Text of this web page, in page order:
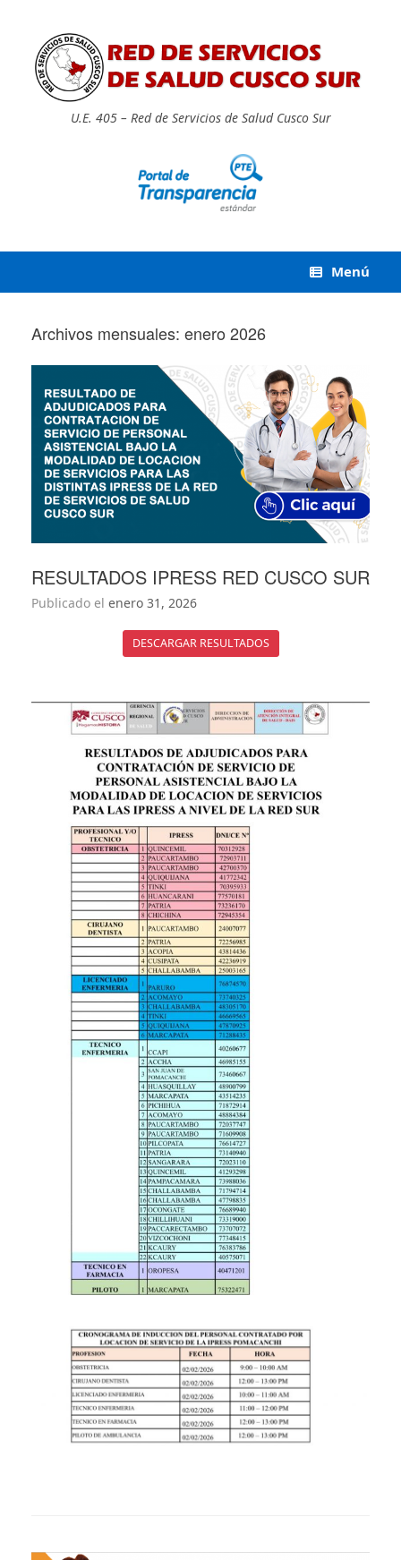
U.E. 405 – Red de Servicios de Salud Cusco Sur
Menú
Archivos mensuales: enero 2026
RESULTADOS IPRESS RED CUSCO SUR
Publicado el enero 31, 2026
DESCARGAR RESULTADOS